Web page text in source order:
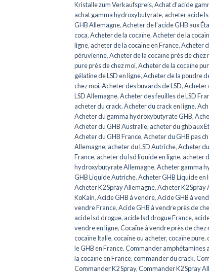
Kristalle zum Verkaufspreis,Achat d’acide
achat gamma hydroxybutyrate, acheter acide
GHB Allemagne,Acheter de l’acide GHB aux
coca,Acheter de la cocaïne,Acheter de la
ligne, acheter de la cocaïne en France,Acheter
péruvienne,Acheter de la cocaïne près de chez
pure près de chez moi,Acheter de la cocaïne
gélatine de LSD en ligne,Acheter de la poudre
chez moi,Acheter des buvards de LSD,Acheter
LSD Allemagne,Acheter des feuilles de LSD
acheter du crack,Acheter du crack en ligne,
Acheter du gamma hydroxybutyrate GHB,
Acheter du GHB Australie, acheter du ghb aux
Acheter du GHB France,Acheter du GHB pas
Allemagne, acheter du LSD Autriche,Acheter
France, acheter du lsd liquide en ligne, acheter
hydroxybutyrate Allemagne,Acheter gamma
GHB Liquide Autriche,Acheter GHB Liquide en
Acheter K2 Spray Allemagne,Acheter K2 Spray
KoKain,Acide GHB à vendre,Acide GHB à
vendre France,Acide GHB à vendre près de
acide lsd drogue, acide lsd drogue France,
vendre en ligne,Cocaïne à vendre près de chez
cocaïne Italie,cocaïne ou acheter,cocaïne pure,
le GHB en France,Commander amphétamines
la cocaïne en France,commander du crack,
Commander K2 Spray,Commander K2 Spray